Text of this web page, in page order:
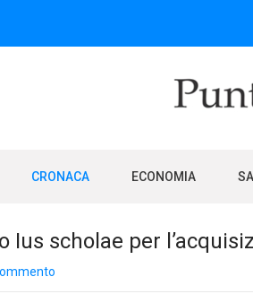
CRONACA ECONOMIA
Ius scholae per